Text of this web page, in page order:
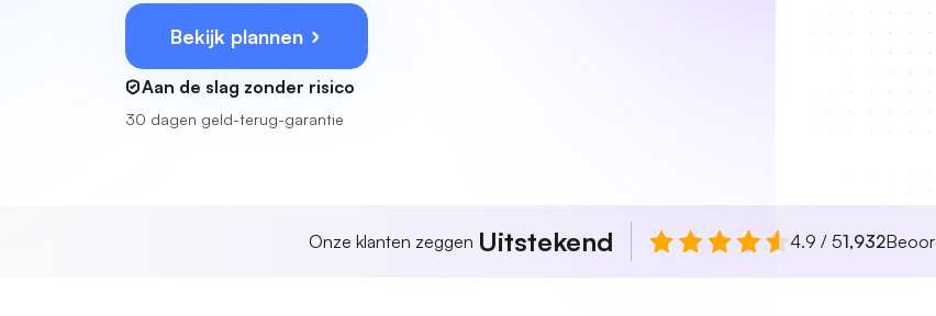
Bekijk plannen
Aan de slag zonder risico
30 dagen geld-terug-garantie
Onze klanten zeggen Uitstekend 4.9 / 51,932